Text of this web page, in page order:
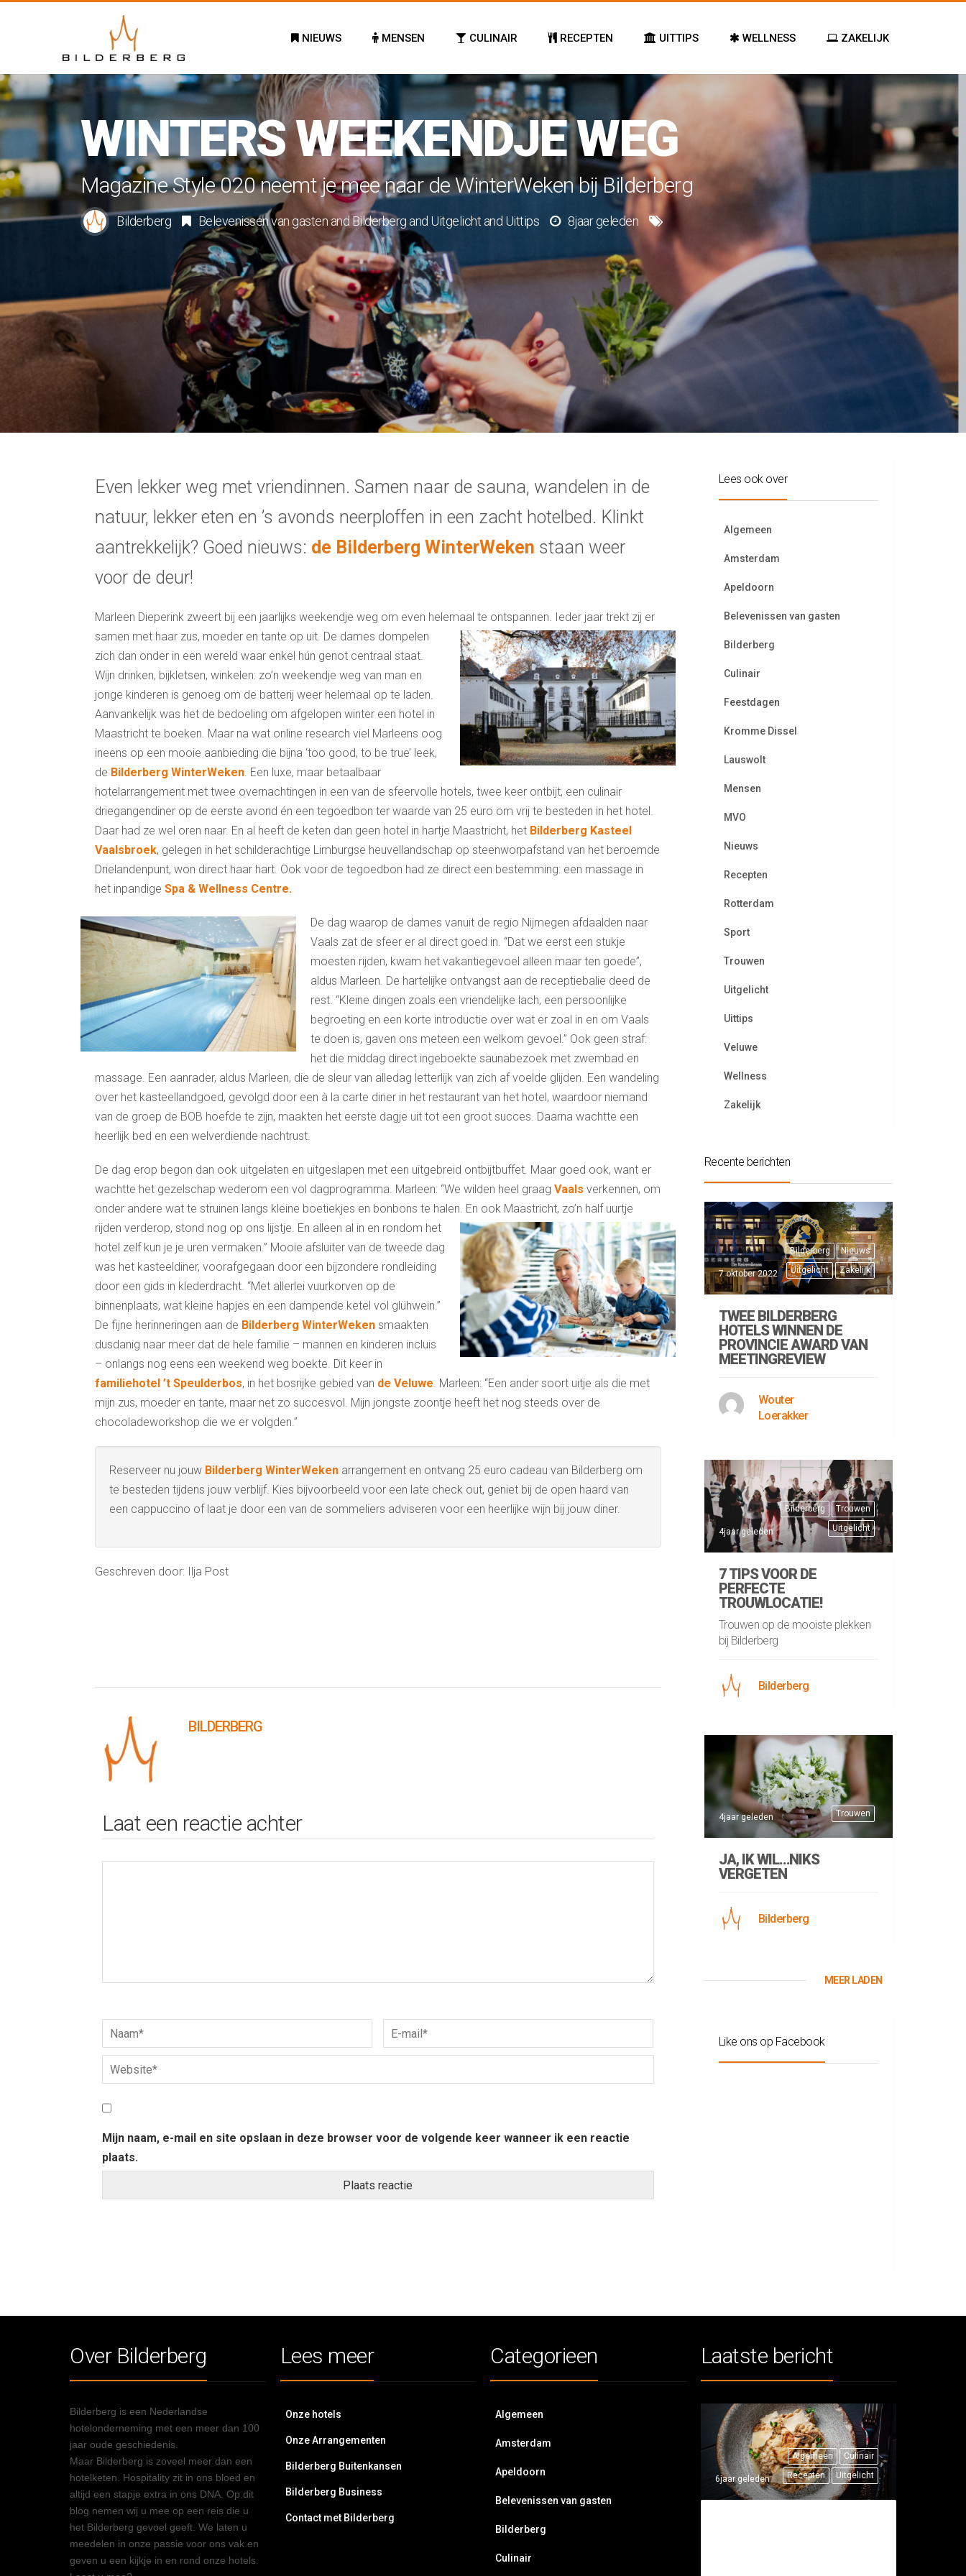
NIEUWS MENSEN CULINAIR RECEPTEN UITTIPS WELLNESS ZAKELIJK
WINTERS WEEKENDJE WEG
Magazine Style 020 neemt je mee naar de WinterWeken bij Bilderberg
Bilderberg Belevenissen van gastenand Bilderberg and Uitgelicht and Uittips 8jaar geleden
Even lekker weg met vriendinnen. Samen naar de sauna, wandelen in de
natuur, lekker eten en ’s avonds neerploffen in een zacht hotelbed. Klinkt
aantrekkelijk? Goed nieuws: de Bilderberg WinterWeken staan weer
voor de deur!
Marleen Dieperink zweert bij een jaarlijks weekendje weg om even helemaal te ontspannen. Ieder jaar trekt zij er
samen met haar zus, moeder en tante op uit. De dames dompelen
zich dan onder in een wereld waar enkel hún genot centraal staat.
Wijn drinken, bijkletsen, winkelen: zo’n weekendje weg van man en
jonge kinderen is genoeg om de batterij weer helemaal op te laden.
Aanvankelijk was het de bedoeling om afgelopen winter een hotel in
Maastricht te boeken. Maar na wat online research viel Marleens oog
ineens op een mooie aanbieding die bijna ‘too good, to be true’ leek,
de Bilderberg WinterWeken. Een luxe, maar betaalbaar
hotelarrangement met twee overnachtingen in een van de sfeervolle hotels, twee keer ontbijt, een culinair
driegangendiner op de eerste avond én een tegoedbon ter waarde van 25 euro om vrij te besteden in het hotel.
Daar had ze wel oren naar. En al heeft de keten dan geen hotel in hartje Maastricht, het Bilderberg Kasteel
Vaalsbroek, gelegen in het schilderachtige Limburgse heuvellandschap op steenworpafstand van het beroemde
Drielandenpunt, won direct haar hart. Ook voor de tegoedbon had ze direct een bestemming: een massage in
het inpandige Spa & Wellness Centre.
De dag waarop de dames vanuit de regio Nijmegen afdaalden naar
Vaals zat de sfeer er al direct goed in. “Dat we eerst een stukje
moesten rijden, kwam het vakantiegevoel alleen maar ten goede”,
aldus Marleen. De hartelijke ontvangst aan de receptiebalie deed de
rest. “Kleine dingen zoals een vriendelijke lach, een persoonlijke
begroeting en een korte introductie over wat er zoal in en om Vaals
te doen is, gaven ons meteen een welkom gevoel.” Ook geen straf:
het die middag direct ingeboekte saunabezoek met zwembad en
massage. Een aanrader, aldus Marleen, die de sleur van alledag letterlijk van zich af voelde glijden. Een wandeling
over het kasteellandgoed, gevolgd door een à la carte diner in het restaurant van het hotel, waardoor niemand
van de groep de BOB hoefde te zijn, maakten het eerste dagje uit tot een groot succes. Daarna wachtte een
heerlijk bed en een welverdiende nachtrust.
De dag erop begon dan ook uitgelaten en uitgeslapen met een uitgebreid ontbijtbuffet. Maar goed ook, want er
wachtte het gezelschap wederom een vol dagprogramma. Marleen: “We wilden heel graag Vaals verkennen, om
onder andere wat te struinen langs kleine boetiekjes en bonbons te halen. En ook Maastricht, zo’n half uurtje
rijden verderop, stond nog op ons lijstje. En alleen al in en rondom het
hotel zelf kun je je uren vermaken.” Mooie afsluiter van de tweede dag
was het kasteeldiner, voorafgegaan door een bijzondere rondleiding
door een gids in klederdracht. “Met allerlei vuurkorven op de
binnenplaats, wat kleine hapjes en een dampende ketel vol glühwein.”
De fijne herinneringen aan de Bilderberg WinterWeken smaakten
dusdanig naar meer dat de hele familie – mannen en kinderen incluis
– onlangs nog eens een weekend weg boekte. Dit keer in
familiehotel ’t Speulderbos, in het bosrijke gebied van de Veluwe. Marleen: “Een ander soort uitje als die met
mijn zus, moeder en tante, maar net zo succesvol. Mijn jongste zoontje heeft het nog steeds over de
chocoladeworkshop die we er volgden.”
Reserveer nu jouw Bilderberg WinterWeken arrangement en ontvang 25 euro cadeau van Bilderberg om
te besteden tijdens jouw verblijf. Kies bijvoorbeeld voor een late check out, geniet bij de open haard van
een cappuccino of laat je door een van de sommeliers adviseren voor een heerlijke wijn bij jouw diner.
Geschreven door: Ilja Post
BILDERBERG
Laat een reactie achter
Mijn naam, e-mail en site opslaan in deze browser voor de volgende keer wanneer ik een reactie
plaats.
Lees ook over
Algemeen
Amsterdam
Apeldoorn
Belevenissen van gasten
Bilderberg
Culinair
Feestdagen
Kromme Dissel
Lauswolt
Mensen
MVO
Nieuws
Recepten
Rotterdam
Sport
Trouwen
Uitgelicht
Uittips
Veluwe
Wellness
Zakelijk
Recente berichten
Bilderberg
Nieuws
Uitgelicht
Zakelijk
7 oktober 2022
TWEE BILDERBERG
HOTELS WINNEN DE
PROVINCIE AWARD VAN
MEETINGREVIEW
Wouter
Loerakker
Bilderberg
Trouwen
Uitgelicht
4jaar geleden
7 TIPS VOOR DE
PERFECTE
TROUWLOCATIE!
Trouwen op de mooiste plekken
bij Bilderberg
Bilderberg
Trouwen
4jaar geleden
JA, IK WIL…NIKS
VERGETEN
Bilderberg
MEER LADEN
Like ons op Facebook
Over Bilderberg
Bilderberg is een Nederlandse
hotelonderneming met een meer dan 100
jaar oude geschiedenis.
Maar Bilderberg is zoveel meer dan een
hotelketen. Hospitality zit in ons bloed en
altijd een stapje extra in ons DNA. Op dit
blog nemen wij u mee op een reis die u
het Bilderberg gevoel geeft. We laten u
meedelen in onze passie voor ons vak en
geven u een kijkje in en rond onze hotels.
Lees meer
Onze hotels
Onze Arrangementen
Bilderberg Buitenkansen
Bilderberg Business
Contact met Bilderberg
Categorieen
Algemeen
Amsterdam
Apeldoorn
Belevenissen van gasten
Bilderberg
Culinair
Laatste bericht
Algemeen
Culinair
Recepten
Uitgelicht
6jaar geleden